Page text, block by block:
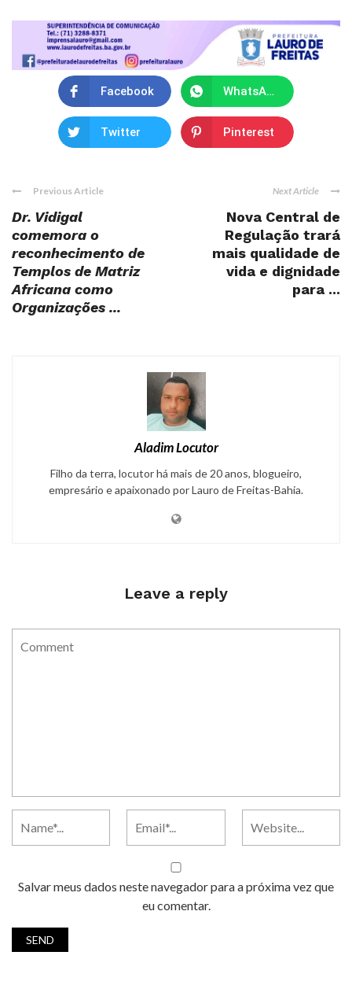
Facebook WhatsApp
Twitter Pinterest
Previous Article
Dr. Vidigal
comemora o
reconhecimento de
Templos de Matriz
Africana como
Organizações ...
Next Article
Nova Central de
Regulação trará
mais qualidade de
vida e dignidade
para ...
Aladim Locutor
Filho da terra, locutor há mais de 20 anos, blogueiro,
empresário e apaixonado por Lauro de Freitas-Bahia.
Leave a reply
Salvar meus dados neste navegador para a próxima vez que
eu comentar.